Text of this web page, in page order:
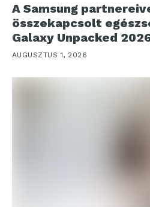
A Samsung
összekapcsolt
Galaxy Unpacked
AUGUSZTUS 1, 2026